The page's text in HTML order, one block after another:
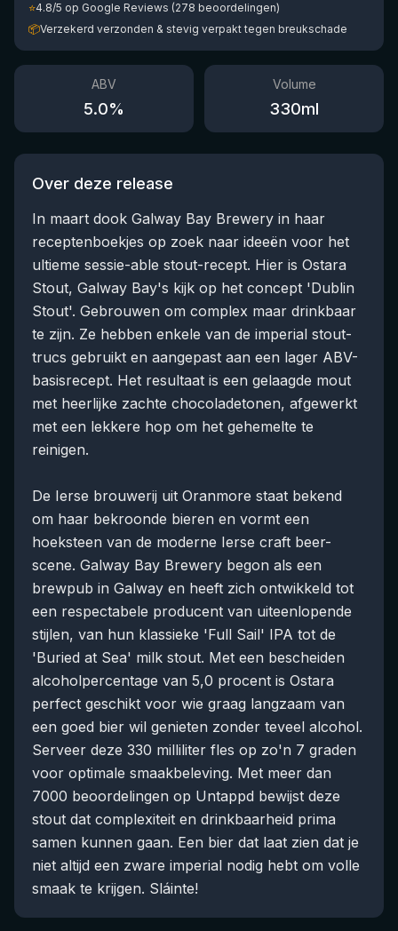
⭐4.8/5 op Google Reviews (278 beoordelingen)
📦Verzekerd verzonden & stevig verpakt tegen breukschade
ABV
5.0%
Volume
330ml
Over deze release
In maart dook Galway Bay Brewery in haar
receptenboekjes op zoek naar ideeën voor het
ultieme sessie-able stout-recept. Hier is Ostara
Stout, Galway Bay's kijk op het concept 'Dublin
Stout'. Gebrouwen om complex maar drinkbaar
te zijn. Ze hebben enkele van de imperial stout-
trucs gebruikt en aangepast aan een lager ABV-
basisrecept. Het resultaat is een gelaagde mout
met heerlijke zachte chocoladetonen, afgewerkt
met een lekkere hop om het gehemelte te
reinigen.
De Ierse brouwerij uit Oranmore staat bekend
om haar bekroonde bieren en vormt een
hoeksteen van de moderne Ierse craft beer-
scene. Galway Bay Brewery begon als een
brewpub in Galway en heeft zich ontwikkeld tot
een respectabele producent van uiteenlopende
stijlen, van hun klassieke 'Full Sail' IPA tot de
'Buried at Sea' milk stout. Met een bescheiden
alcoholpercentage van 5,0 procent is Ostara
perfect geschikt voor wie graag langzaam van
een goed bier wil genieten zonder teveel alcohol.
Serveer deze 330 milliliter fles op zo'n 7 graden
voor optimale smaakbeleving. Met meer dan
7000 beoordelingen op Untappd bewijst deze
stout dat complexiteit en drinkbaarheid prima
samen kunnen gaan. Een bier dat laat zien dat je
niet altijd een zware imperial nodig hebt om volle
smaak te krijgen. Sláinte!